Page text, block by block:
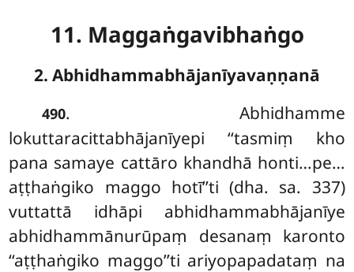
11. Maggaṅgavibhaṅgo
2. Abhidhammabhājanīyavaṇṇanā
490. Abhidhamme
lokuttaracittabhājanīyepi ‘‘tasmiṃ kho
pana samaye cattāro khandhā honti…pe…
aṭṭhaṅgiko maggo hotī’’ti (dha. sa. 337)
vuttattā idhāpi abhidhammabhājanīye
abhidhammānurūpaṃ desanaṃ karonto
‘‘aṭṭhaṅgiko maggo’’ti ariyopapadataṃ na